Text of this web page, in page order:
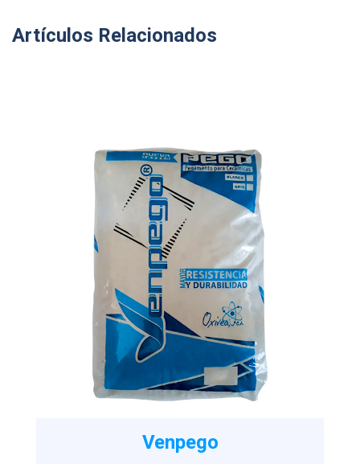
Artículos Relacionados
Venpego